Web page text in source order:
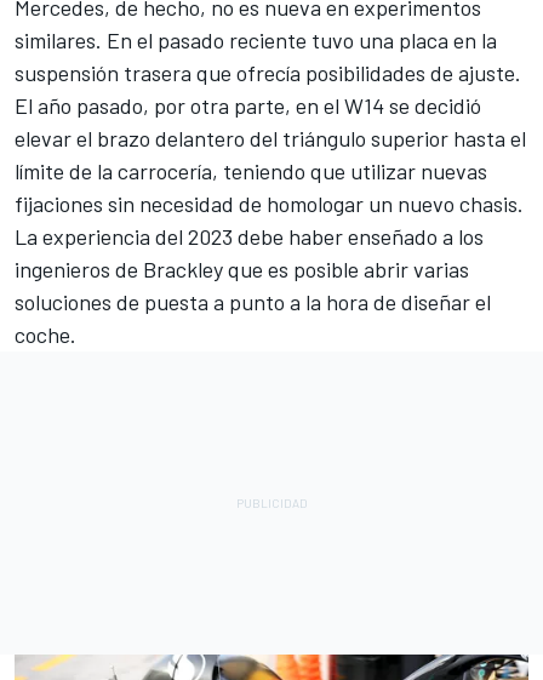
Mercedes, de hecho, no es nueva en experimentos
similares. En el pasado reciente tuvo una placa en la
suspensión trasera que ofrecía posibilidades de ajuste.
El año pasado, por otra parte, en el W14 se decidió
elevar el brazo delantero del triángulo superior hasta el
límite de la carrocería, teniendo que utilizar nuevas
fijaciones sin necesidad de homologar un nuevo chasis.
La experiencia del 2023 debe haber enseñado a los
ingenieros de Brackley que es posible abrir varias
soluciones de puesta a punto a la hora de diseñar el
coche.